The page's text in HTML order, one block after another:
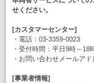
せください。
[カスタマーセンター]
・電話：03-3359-0023
・受付時間：平日9時～18
・お問い合わせメールア
[事業者情報]